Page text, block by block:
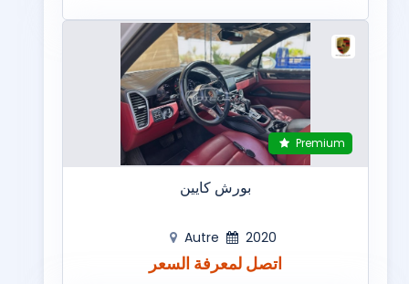
Premium
بورش كايين
Autre 2020
اتصل لمعرفة السعر